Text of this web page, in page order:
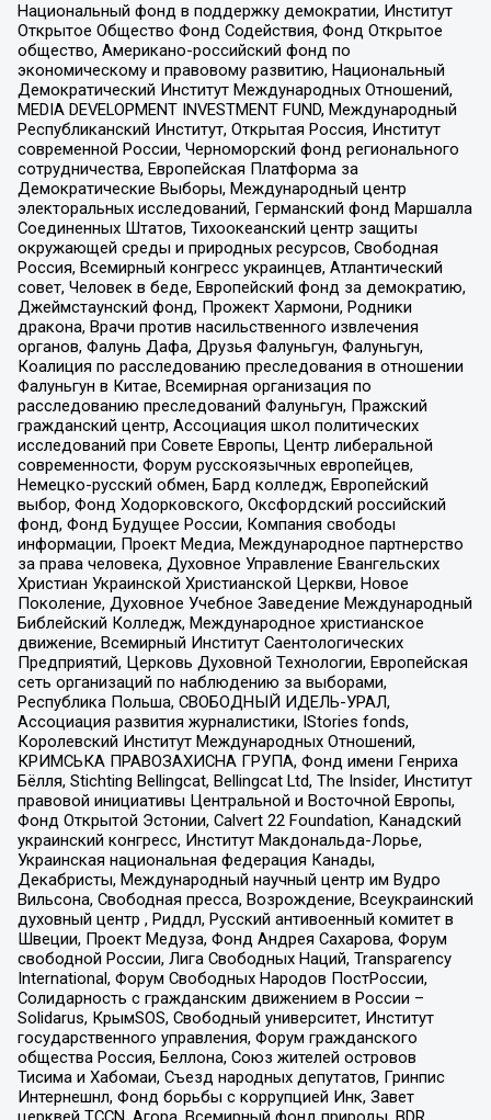
Национальный фонд в поддержку демократии, Институт
Открытое Общество Фонд Содействия, Фонд Открытое
общество, Американо-российский фонд по
экономическому и правовому развитию, Национальный
Демократический Институт Международных Отношений,
MEDIA DEVELOPMENT INVESTMENT FUND, Международный
Республиканский Институт, Открытая Россия, Институт
современной России, Черноморский фонд регионального
сотрудничества, Европейская Платформа за
Демократические Выборы, Международный центр
электоральных исследований, Германский фонд Маршалла
Соединенных Штатов, Тихоокеанский центр защиты
окружающей среды и природных ресурсов, Свободная
Россия, Всемирный конгресс украинцев, Атлантический
совет, Человек в беде, Европейский фонд за демократию,
Джеймстаунский фонд, Прожект Хармони, Родники
дракона, Врачи против насильственного извлечения
органов, Фалунь Дафа, Друзья Фалуньгун, Фалуньгун,
Коалиция по расследованию преследования в отношении
Фалуньгун в Китае, Всемирная организация по
расследованию преследований Фалуньгун, Пражский
гражданский центр, Ассоциация школ политических
исследований при Совете Европы, Центр либеральной
современности, Форум русскоязычных европейцев,
Немецко-русский обмен, Бард колледж, Европейский
выбор, Фонд Ходорковского, Оксфордский российский
фонд, Фонд Будущее России, Компания свободы
информации, Проект Медиа, Международное партнерство
за права человека, Духовное Управление Евангельских
Христиан Украинской Христианской Церкви, Новое
Поколение, Духовное Учебное Заведение Международный
Библейский Колледж, Международное христианское
движение, Всемирный Институт Саентологических
Предприятий, Церковь Духовной Технологии, Европейская
сеть организаций по наблюдению за выборами,
Республика Польша, СВОБОДНЫЙ ИДЕЛЬ-УРАЛ,
Ассоциация развития журналистики, IStories fonds,
Королевский Институт Международных Отношений,
КРИМСЬКА ПРАВОЗАХИСНА ГРУПА, Фонд имени Генриха
Бёлля, Stichting Bellingcat, Bellingcat Ltd, The Insider, Институт
правовой инициативы Центральной и Восточной Европы,
Фонд Открытой Эстонии, Calvert 22 Foundation, Канадский
украинский конгресс, Институт Макдональда-Лорье,
Украинская национальная федерация Канады,
Декабристы, Международный научный центр им Вудро
Вильсона, Свободная пресса, Возрождение, Всеукраинский
духовный центр , Риддл, Русский антивоенный комитет в
Швеции, Проект Медуза, Фонд Андрея Сахарова, Форум
свободной России, Лига Свободных Наций, Transparеncy
International, Форум Свободных Народов ПостРоссии,
Солидарность с гражданским движением в России –
Solidarus, КрымSOS, Свободный университет, Институт
государственного управления, Форум гражданского
общества Россия, Беллона, Союз жителей островов
Тисима и Хабомаи, Съезд народных депутатов, Гринпис
Интернешнл, Фонд борьбы с коррупцией Инк, Завет